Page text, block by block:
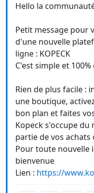
Hello la
Petit message pour
d'une nouvelle
ligne : KOPECK
C'est simple et
Rien de plus facile :
une boutique,
bon plan et faites
Kopeck s'occupe du
partie de vos
Pour toute nouvelle
bienvenue
Lien : https://